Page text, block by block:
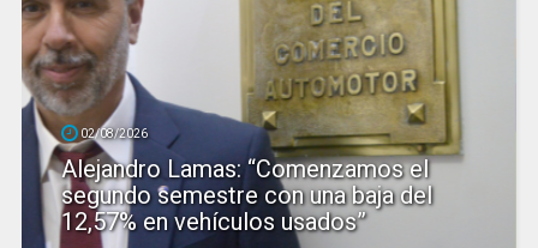
02/08/2026
Alejandro Lamas: “Comenzamos el
segundo semestre con una baja del
12,57% en vehículos usados”